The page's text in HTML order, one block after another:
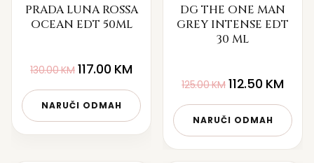
PRADA LUNA ROSSA
OCEAN EDT 50ML
130.00KM 117.00 KM
NARUČI ODMAH
DG THE ONE MAN
GREY INTENSE EDT
30 ML
125.00KM 112.50 KM
NARUČI ODMAH